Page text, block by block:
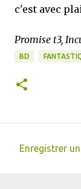
c'est avec
Promise t3,
BD
Enregistrer